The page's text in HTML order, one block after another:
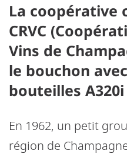
La coopérative
CRVC
Vins de
le bouchon
bouteilles A320i
En 1962, un petit
région de